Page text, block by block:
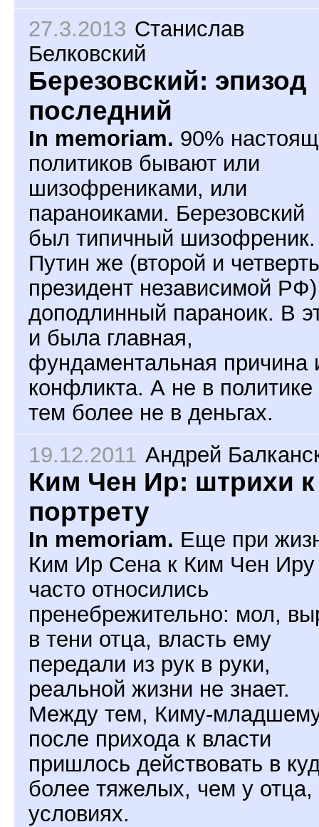
27.3.2013 Станислав
Белковский
Березовский: эпизод
последний
In memoriam. 90%
политиков бывают или
шизофрениками, или
параноиками. Березовский
был типичный шизофреник.
Путин же (второй и
президент независимой
доподлинный параноик. В
и была главная,
фундаментальная причина
конфликта. А не в политике
тем более не в деньгах.
19.12.2011 Андрей
Ким Чен Ир: штрихи к
портрету
In memoriam. Еще при
Ким Ир Сена к Ким Чен Иру
часто относились
пренебрежительно: мол,
в тени отца, власть ему
передали из рук в руки,
реальной жизни не знает.
Между тем, Киму-
после прихода к власти
пришлось действовать в
более тяжелых, чем у отца,
условиях.